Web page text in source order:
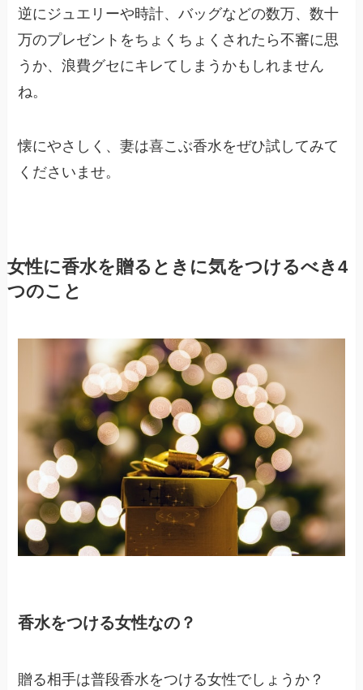
逆にジュエリーや時計、バッグなどの数万、数十
万のプレゼントをちょくちょくされたら不審に思
うか、浪費グセにキレてしまうかもしれません
ね。
懐にやさしく、妻は喜こぶ香水をぜひ試してみて
くださいませ。
女性に香水を贈るときに気をつけるべき4
つのこと
香水をつける女性なの？
贈る相手は普段香水をつける女性でしょうか？